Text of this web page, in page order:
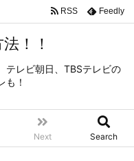
！！
テレビ朝日、TBSテレビの
も！
Next Search
RSS Feedly